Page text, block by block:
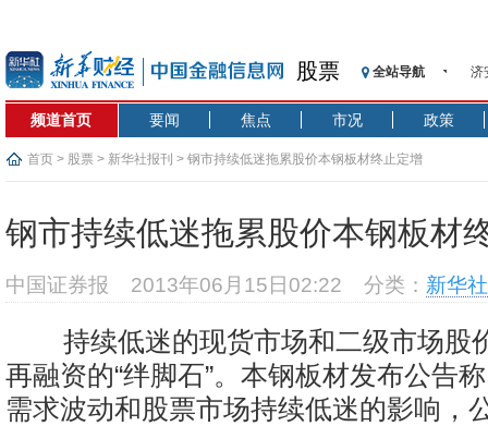
股票 全站导航
济
【
在
基
频道首页 要闻 焦点 市况 政策
首页 > 股票 > 新华社报刊 > 钢市持续低迷拖累股价本钢板材终止定增
钢市持续低迷拖累股价本钢板材
中国证券报 2013年06月15日02:22 分类： 新华
持续低迷的现货市场和二级市场股
再融资的“绊脚石”。本钢板材发布公告
需求波动和股票市场持续低迷的影响，